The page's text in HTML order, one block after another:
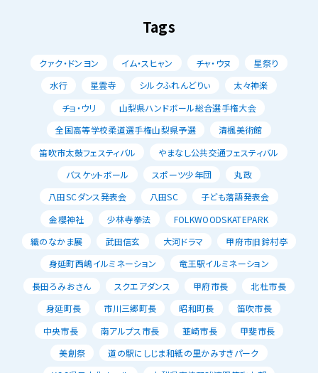
Tags
クァク・ドンヨン イム・スヒャン チャ・ウヌ
星祭り
水行
星雲寺 シルクふれんどりぃ
太々神楽
チョ・ウリ
山梨県ハンドボール総合選手権大会
全国高等学校柔道選手権山梨県予選
清楓美術館
笛吹市太鼓フェスティバル
やまなし公共交通フェスティバル
バスケットボール
スポーツ少年団
丸政
八田SCダンス発表会
八田SC
子ども落語発表会
金櫻神社
少林寺拳法
FOLKWOODSKATEPARK
織のなかま展
武田信玄 大河ドラマ
甲府市旧鈴村亭
身延町西嶋イルミネーション
竜王駅イルミネーション
長田ろみおさん
スクエアダンス 甲府市長
北杜市長
身延町長
市川三郷町長 昭和町長
笛吹市長
中央市長
南アルプス市長 韮崎市長
甲斐市長
美創祭
道の駅にしじま和紙の里かみすきパーク